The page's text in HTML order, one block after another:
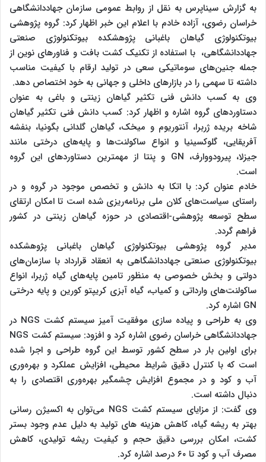
به گزارش سیناپرس به نقل از روابط عمومی سازمان جهاددانشگاهی
خراسان رضوی، آزاده خادم با اعلام این خبر اظهار کرد: گروه پژوهشی
بیوتکنولوژی گیاهان باغبانی پژوهشکده بیوتکنولوژی صنعتی
جهاددانشگاهی، با استفاده از تکنیک کشت بافت و فناورهای نوین از
جمله جنین‌های سوماتیکی سعی در تولید ارقام با کیفیت مناسب
داشته تا سهمی را در بازارهای داخلی و جهانی به خود اختصاص دهد.
وی به کسب دانش فنی تکثیر گیاهان زینتی و باغی به عنوان
دستاوردهای گروه اشاره و اظهار کرد: کسب دانش فنی تکثیر گیاهان
شاخه بریده ژربرا، آنتوریوم و میخک، گیاهان گلدانی بگونیا، بنفشه
آفریقایی، گلوکسینیا و انواع ساکولنت‌ها و پایه‌های درختی مانند
جیزلا، پیرودووارف، GN و پنتا از مهمترین دستاوردهای این گروه
است.
خادم عنوان کرد: با اتکا به دانش و تخصص موجود در گروه و در
راستای سیاست‌های کلان ملی برنامه‌ریزی شده است تا امکان ارتقای
سطح توسعه پژوهشی-اقتصادی در حوزه گیاهان زینتی در کشور
فراهم گردد.
مدیر گروه پژوهشی بیوتکنولوژی گیاهان باغبانی پژوهشکده
بیوتکنولوژی صنعتی جهاددانشگاهی به انعقاد قرارداد با سازمان‌های
دولتی و بخش خصوصی به منظور تامین پایه‌های گیاه ژربرا، انواع
ساکولنت‌های وارداتی و کمیاب، گیاه آبزی کریپتو کورین و پایه درختی
GN اشاره کرد.
وی به طراحی و پیاده سازی موفقیت آمیز سیستم کشت NGS در
جهاددانشگاهی خراسان رضوی اشاره کرد و افزود: سیستم کشت NGS
برای اولین بار در سطح کشور توسط این گروه طراحی و اجرا شده
است که با کنترل دقیق شرایط محیطی، افزایش عملکرد و بهره‌وری
آب و کود و در مجموع افزایش چشمگیر بهره‌وری اقتصادی را به
دنبال داشته است.
وی گفت: از مزایای سیستم کشت NGS می‌توان به اکسیژن رسانی
بهتر به ریشه گیاه، کاهش هزینه های تولید به دلیل عدم وجود بستر
کشت، امکان بررسی دقیق حجم و کیفیت ریشه تولیدی، کاهش
مصرف آب و کود تا ۶۰ درصد اشاره کرد.